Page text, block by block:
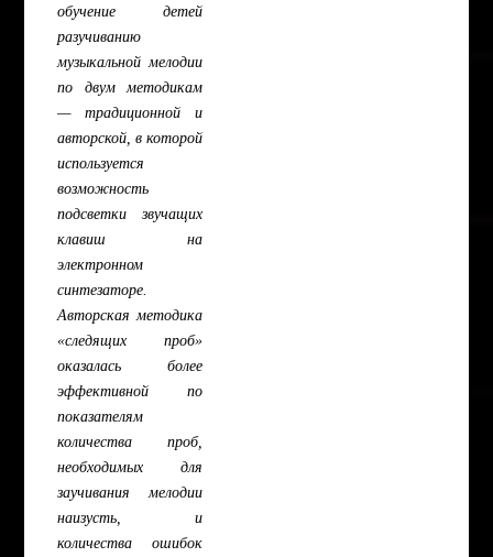
обучение детей
разучиванию
музыкальной мелодии
по двум методикам
— традиционной и
авторской, в которой
используется
возможность
подсветки звучащих
клавиш на
электронном
синтезаторе.
Авторская методика
«следящих проб»
оказалась более
эффективной по
показателям
количества проб,
необходимых для
заучивания мелодии
наизусть, и
количества ошибок